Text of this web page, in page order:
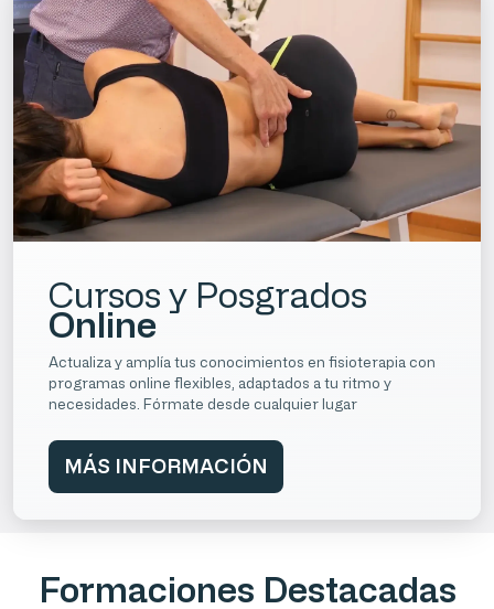
Cursos y Posgrados
Online
Actualiza y amplía tus conocimientos en fisioterapia con
programas online flexibles, adaptados a tu ritmo y
necesidades. Fórmate desde cualquier lugar
MÁS INFORMACIÓN
Formaciones Destacadas